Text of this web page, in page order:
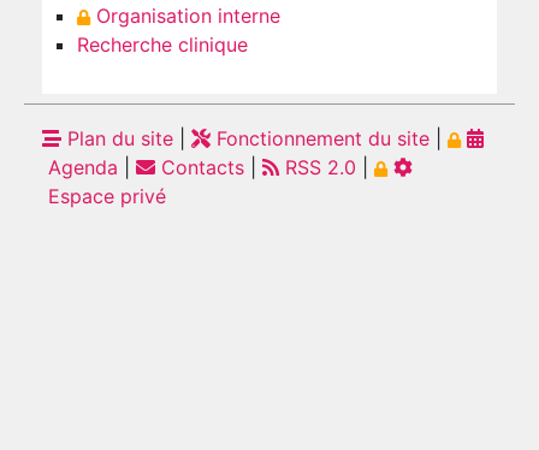
Organisation interne
Recherche clinique
Plan du site Fonctionnement du site
Agenda
Contacts RSS 2.0
Espace privé